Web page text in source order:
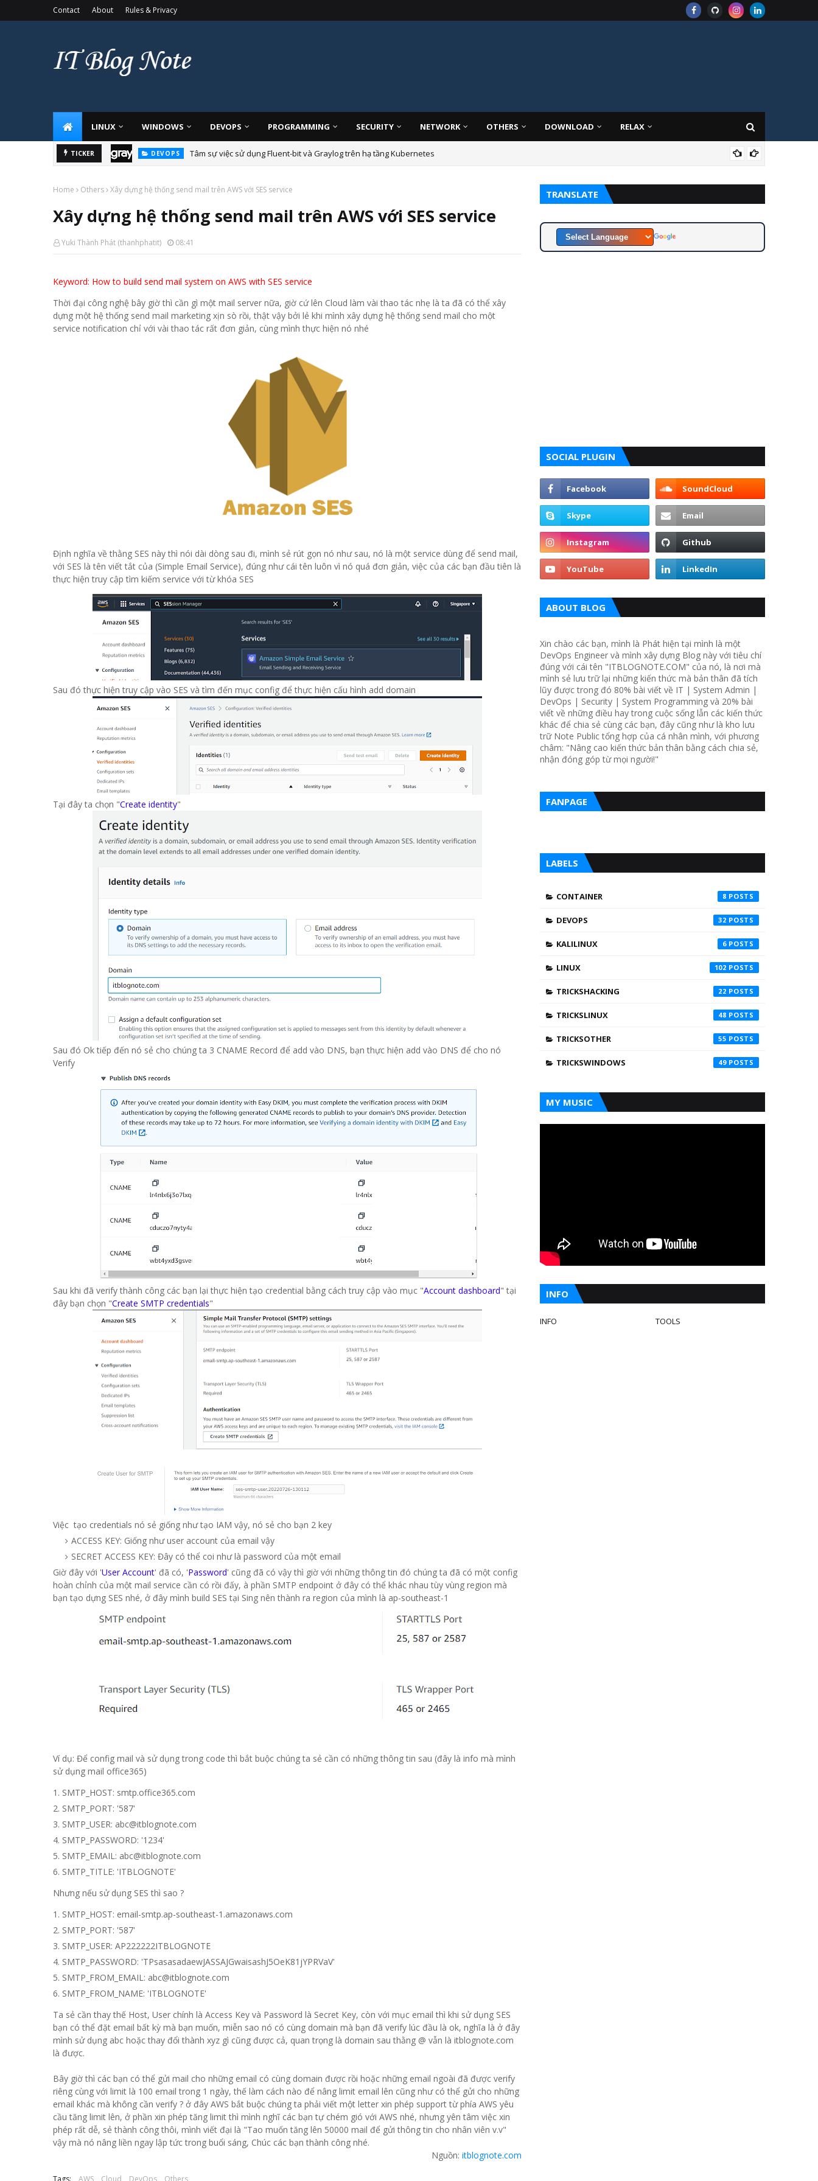
Contact About Rules & Privacy
LINUX WINDOWS DEVOPS PROGRAMMING SECURITY NETWORK OTHERS DOWNLOAD RELAX
TICKER DEVOPS Tâm sự việc sử dụng Fluent-bit và Graylog trên hạ tầng Kubernetes
Home Others Xây dựng hệ thống send mail trên AWS với SES service
Xây dựng hệ thống send mail trên AWS với SES service
Yuki Thành Phát (thanhphatit) 08:41
Keyword: How to build send mail system on AWS with SES service
Thời đại công nghệ bây giờ thì cần gì một mail server nữa, giờ cứ lên Cloud làm vài thao tác nhẹ là ta đã có thể xây
dựng một hệ thống send mail marketing xịn sò rồi, thật vậy bởi lẻ khi mình xây dựng hệ thống send mail cho một
service notification chỉ với vài thao tác rất đơn giản, cùng mình thực hiện nó nhé
Định nghĩa về thằng SES này thì nói dài dòng sau đi, mình sẻ rút gọn nó như sau, nó là một service dùng để send mail,
với SES là tên viết tắt của (Simple Email Service), đúng như cái tên luôn vì nó quá đơn giản, việc của các bạn đầu tiên là
thực hiện truy cập tìm kiếm service với từ khóa SES
Sau đó thực hiện truy cập vào SES và tìm đến mục config để thực hiện cấu hình add domain
Tại đây ta chọn "Create identity"
Sau đó Ok tiếp đến nó sẻ cho chúng ta 3 CNAME Record để add vào DNS, bạn thực hiện add vào DNS để cho nó
Verify
Sau khi đã verify thành công các bạn lại thực hiện tạo credential bằng cách truy cập vào mục "Account dashboard" tại
đây bạn chọn "Create SMTP credentials"
Việc tạo credentials nó sẻ giống như tạo IAM vậy, nó sẻ cho bạn 2 key
ACCESS KEY: Giống như user account của email vậy
SECRET ACCESS KEY: Đây có thể coi như là password của một email
Giờ đây với 'User Account' đã có, 'Password' cũng đã có vậy thì giờ với những thông tin đó chúng ta đã có một config
hoàn chỉnh của một mail service cần có rồi đấy, à phần SMTP endpoint ở đây có thể khác nhau tùy vùng region mà
bạn tạo dựng SES nhé, ở đây mình build SES tại Sing nên thành ra region của mình là ap-southeast-1
Ví dụ: Để config mail và sử dụng trong code thì bắt buộc chúng ta sẻ cần có những thông tin sau (đây là info mà mình
sử dụng mail office365)
SMTP_HOST: smtp.office365.com
SMTP_PORT: '587'
SMTP_USER: abc@itblognote.com
SMTP_PASSWORD: '1234'
SMTP_EMAIL: abc@itblognote.com
SMTP_TITLE: 'ITBLOGNOTE'
Nhưng nếu sử dụng SES thì sao ?
SMTP_HOST: email-smtp.ap-southeast-1.amazonaws.com
SMTP_PORT: '587'
SMTP_USER: AP222222ITBLOGNOTE
SMTP_PASSWORD: 'TPsasasadaewJASSAJGwaisashJ5OeK81jYPRVaV'
SMTP_FROM_EMAIL: abc@itblognote.com
SMTP_FROM_NAME: 'ITBLOGNOTE'
Ta sẻ cần thay thế Host, User chính là Access Key và Password là Secret Key, còn với mục email thì khi sử dụng SES
bạn có thể đặt email bất kỳ mà bạn muốn, miễn sao nó có cùng domain mà bạn đã verify lúc đầu là ok, nghĩa là ở đây
mình sử dụng abc hoặc thay đổi thành xyz gì cũng được cả, quan trọng là domain sau thằng @ vẫn là itblognote.com
là được.
Bây giờ thì các bạn có thể gửi mail cho những email có cùng domain được rồi hoặc những email ngoài đã được verify
riêng cùng với limit là 100 email trong 1 ngày, thế làm cách nào để nâng limit email lên cũng như có thể gửi cho những
email khác mà không cần verify ? ở đây AWS bắt buộc chúng ta phải viết một letter xin phép support từ phía AWS yêu
cầu tăng limit lên, ở phần xin phép tăng limit thì mình nghĩ các bạn tự chém gió với AWS nhé, nhưng yên tâm việc xin
phép rất dễ, sẻ thành công thôi, mình viết đại là "Tao muốn tăng lên 50000 mail để gửi thông tin cho nhân viên v.v"
vậy mà nó nâng liền ngay lập tức trong buổi sáng, Chúc các bạn thành công nhé.
Nguồn: itblognote.com
Tags: AWS Cloud DevOps Others
TRANSLATE
SOCIAL PLUGIN
ABOUT BLOG
Xin chào các bạn, mình là Phát hiện tại mình là một
DevOps Engineer và mình xây dựng Blog này với tiêu chí
đúng với cái tên "ITBLOGNOTE.COM" của nó, là nơi mà
mình sẻ lưu trữ lại những kiến thức mà bản thân đã tích
lũy được trong đó 80% bài viết về IT | System Admin |
DevOps | Security | System Programming và 20% bài
viết về những điều hay trong cuộc sống lẫn các kiến thức
khác để chia sẻ cùng các bạn, đây cũng như là kho lưu
trữ Note Public tổng hợp của cá nhân mình, với phương
châm: "Nâng cao kiến thức bản thân bằng cách chia sẻ,
nhận đóng góp từ mọi người!"
FANPAGE
LABELS
CONTAINER 8
DEVOPS 32
KALILINUX 6
LINUX 102
TRICKSHACKING 22
TRICKSLINUX 48
TRICKSOTHER 55
TRICKSWINDOWS 49
MY MUSIC
INFO
INFO TOOLS